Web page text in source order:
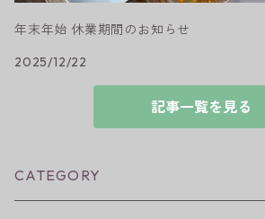
年末年始 休業期間のお知らせ
2025/12/22
記事一覧を見る
CATEGORY